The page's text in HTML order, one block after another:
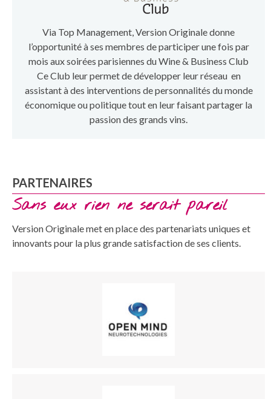
Via Top Management, Version Originale donne
l’opportunité à ses membres de participer une fois par
mois aux soirées parisiennes du Wine & Business Club
Ce Club leur permet de développer leur réseau en
assistant à des interventions de personnalités du monde
économique ou politique tout en leur faisant partager la
passion des grands vins.
PARTENAIRES
Sans eux rien ne serait pareil
Version Originale met en place des partenariats uniques et
innovants pour la plus grande satisfaction de ses clients.